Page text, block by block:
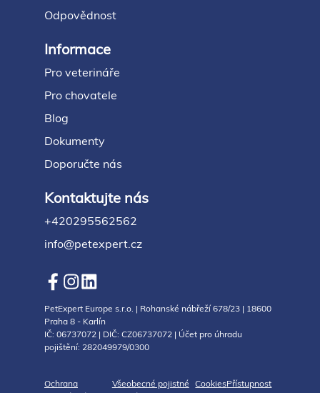
Odpovědnost
Informace
Pro veterináře
Pro chovatele
Blog
Dokumenty
Doporučte nás
Kontaktujte nás
+420295562562
info@petexpert.cz
PetExpert Europe s.r.o. | Rohanské nábřeží 678/23 | 18600
Praha 8 - Karlín
IČ: 06737072 | DIČ: CZ06737072 | Účet pro úhradu
pojištění: 282049979/0300
Ochrana
Všeobecné pojistné
CookiesPřístupnost